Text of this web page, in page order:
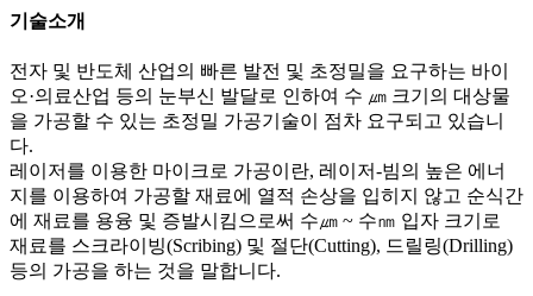
기술소개
전자 및 반도체 산업의 빠른 발전 및 초정밀을 요구하는 바이
오·의료산업 등의 눈부신 발달로 인하여 수 ㎛ 크기의 대상물
을 가공할 수 있는 초정밀 가공기술이 점차 요구되고 있습니
다.
레이저를 이용한 마이크로 가공이란, 레이저-빔의 높은 에너
지를 이용하여 가공할 재료에 열적 손상을 입히지 않고 순식간
에 재료를 용융 및 증발시킴으로써 수㎛ ~ 수㎚ 입자 크기로
재료를 스크라이빙(Scribing) 및 절단(Cutting), 드릴링(Drilling)
등의 가공을 하는 것을 말합니다.